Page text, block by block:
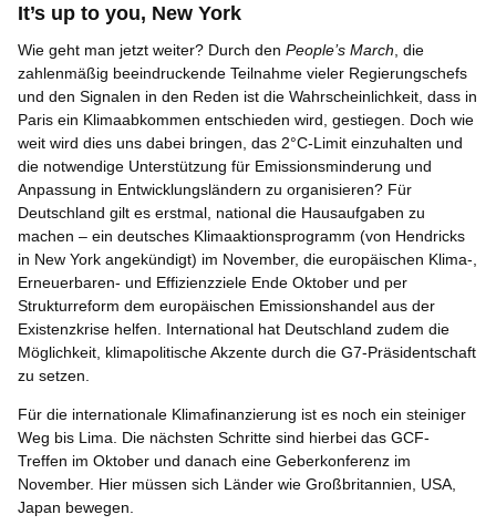
It’s up to you, New York
Wie geht man jetzt weiter? Durch den People’s March, die
zahlenmäßig beeindruckende Teilnahme vieler Regierungschefs
und den Signalen in den Reden ist die Wahrscheinlichkeit, dass in
Paris ein Klimaabkommen entschieden wird, gestiegen. Doch wie
weit wird dies uns dabei bringen, das 2°C-Limit einzuhalten und
die notwendige Unterstützung für Emissionsminderung und
Anpassung in Entwicklungsländern zu organisieren? Für
Deutschland gilt es erstmal, national die Hausaufgaben zu
machen – ein deutsches Klimaaktionsprogramm (von Hendricks
in New York angekündigt) im November, die europäischen Klima-,
Erneuerbaren- und Effizienzziele Ende Oktober und per
Strukturreform dem europäischen Emissionshandel aus der
Existenzkrise helfen. International hat Deutschland zudem die
Möglichkeit, klimapolitische Akzente durch die G7-Präsidentschaft
zu setzen.
Für die internationale Klimafinanzierung ist es noch ein steiniger
Weg bis Lima. Die nächsten Schritte sind hierbei das GCF-
Treffen im Oktober und danach eine Geberkonferenz im
November. Hier müssen sich Länder wie Großbritannien, USA,
Japan bewegen.